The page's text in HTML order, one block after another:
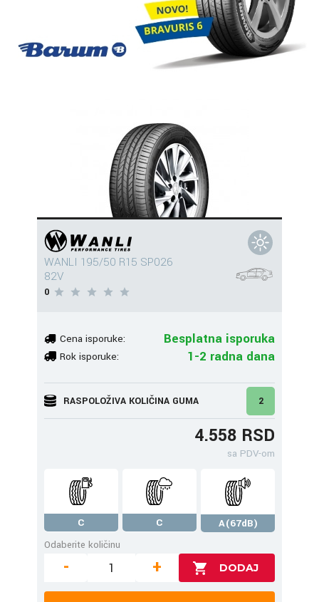
WANLI 195/50 R15 SP026
82V
0
Cena isporuke: Besplatna isporuka
Rok isporuke: 1-2 radna dana
RASPOLOŽIVA KOLIČINA GUMA 2
4.558 RSD
sa PDV-om
C C
A(67dB)
Odaberite količinu
- +